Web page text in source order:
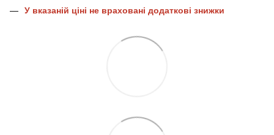
У вказаній ціні не враховані додаткові знижки